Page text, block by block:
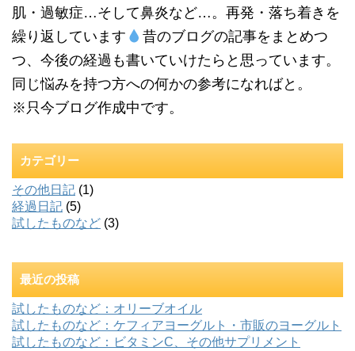
肌・過敏症…そして鼻炎など…。再発・落ち着きを
繰り返しています
昔のブログの記事をまとめつ
つ、今後の経過も書いていけたらと思っています。
同じ悩みを持つ方への何かの参考になればと。
※只今ブログ作成中です。
カテゴリー
その他日記 (1)
経過日記 (5)
試したものなど (3)
最近の投稿
試したものなど：オリーブオイル
試したものなど：ケフィアヨーグルト・市販のヨーグルト
試したものなど：ビタミンC、その他サプリメント